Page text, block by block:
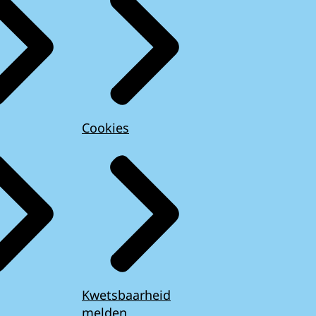
Cookies
Kwetsbaarheid
melden